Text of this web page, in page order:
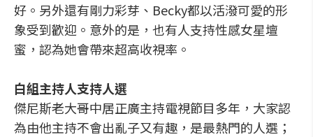
好。另外還有剛力彩芽、Becky都以活潑可愛的形
象受到歡迎。意外的是，也有人支持性感女星壇
蜜，認為她會帶來超高收視率。
白組主持人支持人選
傑尼斯老大哥中居正廣主持電視節目多年，大家認
為由他主持不會出亂子又有趣，是最熱門的人選；